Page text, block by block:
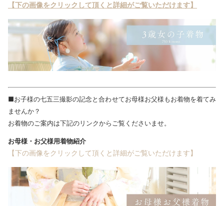
【下の画像をクリックして頂くと詳細がご覧いただけます】
■お子様の七五三撮影の記念と合わせてお母様お父様もお着物を着てみ
ませんか？
お着物のご案内は下記のリンクからご覧くださいませ。
お母様・お父様用着物紹介
【下の画像をクリックして頂くと詳細がご覧いただけます】